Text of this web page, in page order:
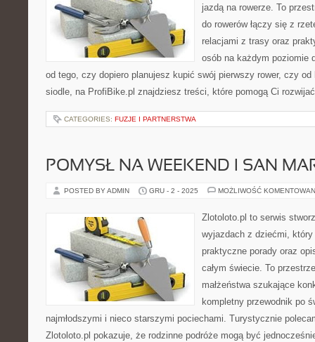
jazdą na rowerze. To
do rowerów łączy się z
relacjami z trasy oraz
osób na każdym poziomie
od tego, czy dopiero planujesz kupić swój pierwszy rower, czy
siodle, na ProfiBike.pl znajdziesz treści, które pomogą Ci
CATEGORIES: FUZJE I PARTNERSTWA
POMYSŁ NA WEEKEND I SAN
POSTED BY ADMIN GRU - 2 - 2025 MOŻLIWOŚĆ
Zlotoloto.pl to serwis
wyjazdach z dziećmi, który
praktyczne porady oraz
całym świecie. To
małżeństwa szukające
kompletny przewodnik po
najmłodszymi i nieco starszymi pociechami. Turystycznie
Zlotoloto.pl pokazuje, że rodzinne podróże mogą być